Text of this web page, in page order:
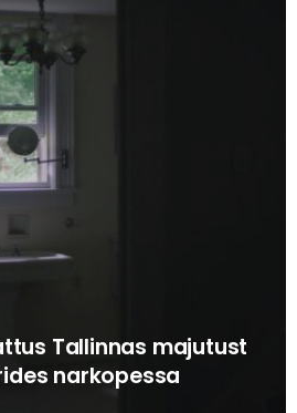
Tallinnas majutust
narkopessa